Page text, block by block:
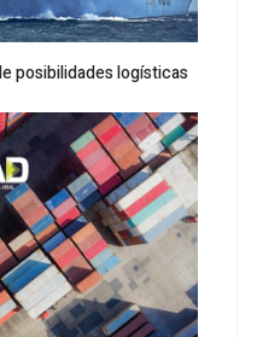
posibilidades logísticas